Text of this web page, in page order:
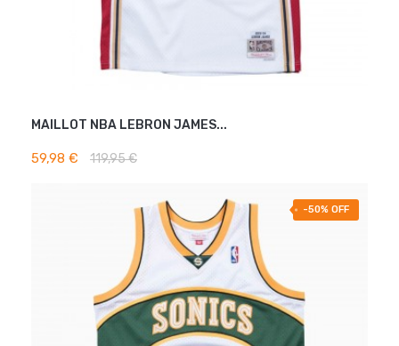
MAILLOT NBA LEBRON JAMES...
59,98 € 119,95 €
-50% OFF